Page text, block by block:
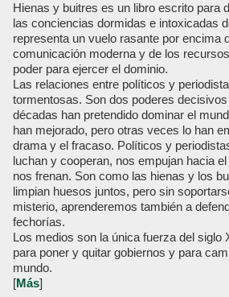
Hienas y buitres es un libro escrito para
las conciencias dormidas e intoxicadas
representa un vuelo rasante por encima
comunicación moderna y de los
poder para ejercer el dominio.
Las relaciones entre políticos y
tormentosas. Son dos poderes
décadas han pretendido dominar el
han mejorado, pero otras veces lo han
drama y el fracaso. Políticos y
luchan y cooperan, nos empujan hacia
nos frenan. Son como las hienas y los
limpian huesos juntos, pero sin
misterio, aprenderemos también a
fechorías.
Los medios son la única fuerza del siglo
para poner y quitar gobiernos y para
mundo.
[Más]